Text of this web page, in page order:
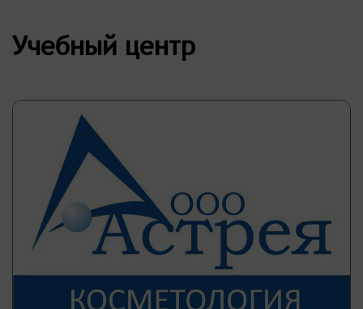
Учебный центр